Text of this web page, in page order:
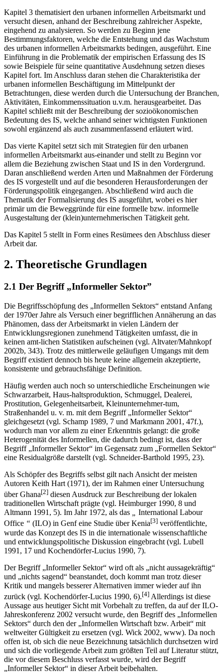
Kapitel 3 thematisiert den urbanen informellen Arbeitsmarkt und
versucht diesen, anhand der Beschreibung zahlreicher Aspekte,
eingehend zu analysieren. So werden zu Beginn jene
Bestimmungsfaktoren, welche die Entstehung und das Wachstum
des urbanen informellen Arbeitsmarkts bedingen, ausgeführt. Eine
Einführung in die Problematik der empirischen Erfassung des IS
sowie Beispiele für seine quantitative Ausdehnung setzen dieses
Kapitel fort. Im Anschluss daran stehen die Charakteristika der
urbanen informellen Beschäftigung im Mittelpunkt der
Betrachtungen, diese werden durch die Untersuchung der Branchen,
Aktivitäten, Einkommenssituation u.v.m. herausgearbeitet. Das
Kapitel schließt mit der Beschreibung der sozioökonomischen
Bedeutung des IS, welche anhand seiner wichtigsten Funktionen
sowohl ergänzend als auch zusammenfassend erläutert wird.
Das vierte Kapitel setzt sich mit Strategien für den urbanen
informellen Arbeitsmarkt aus-einander und stellt zu Beginn vor
allem die Beziehung zwischen Staat und IS in den Vordergrund.
Daran anschließend werden Arten und Maßnahmen der Förderung
des IS vorgestellt und auf die besonderen Herausforderungen der
Förderungspolitik eingegangen. Abschließend wird auch die
Thematik der Formalisierung des IS ausgeführt, wobei es hier
primär um die Beweggründe für eine formelle bzw. informelle
Ausgestaltung der (klein)unternehmerischen Tätigkeit geht.
Das Kapitel 5 stellt in Form eines Resümees den Abschluss dieser
Arbeit dar.
2. Theoretische Grundlagen
2.1 Der Begriff „Informeller Sektor”
Die Begriffsschöpfung des „Informellen Sektors“ entstand Anfang
der 1970er Jahre als Versuch einer begrifflichen Annäherung an das
Phänomen, dass der Arbeitsmarkt in vielen Ländern der
Entwicklungsregionen zunehmend Tätigkeiten umfasst, die in
keinen amt-lichen Statistiken aufscheinen (vgl. Altvater/Mahnkopf
2002b, 343). Trotz des mittlerweile geläufigen Umgangs mit dem
Begriff existiert dennoch bis heute keine allgemein akzeptierte,
konsistente und gebrauchsfähige Definition.
Häufig werden auch noch so unterschiedliche Erscheinungen wie
Schwarzarbeit, Haus-haltsproduktion, Schmuggel, Dealerei,
Prostitution, Gelegenheitsarbeit, Kleinunternehmer-tum,
Straßenhandel u. v. m. mit dem Begriff „Informeller Sektor“
gleichgesetzt (vgl. Schamp 1989, 7 und Markmann 2001, 47f.),
wodurch man vor allem zu einer Erkenntnis gelangt: die große
Heterogenität des Informellen, die dadurch bedingt ist, dass der
Begriff „Informeller Sektor“ im Gegensatz zum „Formellen Sektor“
eine Residualgröße darstellt (vgl. Schneider-Barthold 1995, 23).
Als Schöpfer des Begriffs selbst gilt nach Ansicht der meisten
Autoren Keith Hart (1971), der im Rahmen einer Untersuchung
über Ghana[2] diesen Ausdruck zur Beschreibung der lokalen
traditionellen Wirtschaft prägte (vgl. Heimburger 1990, 8 und
Altmann 1991, 5). Im Jahr 1972, als das
International Labour
Office “ (ILO) in Genf eine Studie über Kenia[3] veröffentlichte,
wurde das Konzept des IS in die internationale wissenschaftliche
und entwicklungspolitische Diskussion eingebracht (vgl. Lubell
1991, 17 und Kochendörfer-Lucius 1990, 7).
Der Begriff „Informeller Sektor“ wird oft als „nicht aussagekräftig“
und „nichts sagend“ beanstandet, doch kommt man trotz dieser
Kritik und mangels besserer Alternativen immer wieder auf ihn
zurück (vgl. Kochendörfer-Lucius 1990, 6).[4] Allerdings ist diese
Aussage aus heutiger Sicht mit Vorbehalt zu treffen, da auf der ILO-
Jahreskonferenz 2002 versucht wurde, den Begriff des „Informellen
Sektors“ durch den der „Informellen Wirtschaft bzw. Arbeit“ mit
weltweiter Gültigkeit zu ersetzen (vgl. Wick 2002, www). Da noch
offen ist, ob sich die neue Bezeichnung tatsächlich durchsetzen wird
und sich die vorliegende Arbeit zum größten Teil auf Literatur stützt,
die vor diesem Beschluss verfasst wurde, wird der Begriff
„Informeller Sektor“ in dieser Arbeit beibehalten.